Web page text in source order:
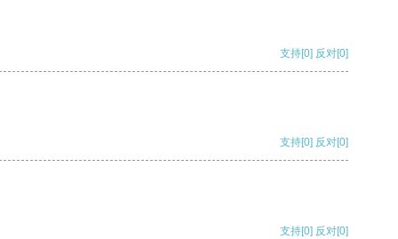
支持[0] 反对[0]
支持[0] 反对[0]
支持[0] 反对[0]